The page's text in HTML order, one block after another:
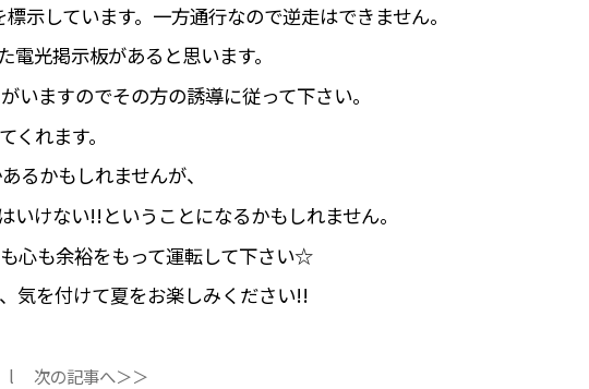
示しています。一方通行なので逆走はできません。
光掲示板があると思います。
いますのでその方の誘導に従って下さい。
れます。
るかもしれませんが、
けない!!ということになるかもしれません。
心も余裕をもって運転して下さい☆
気を付けて夏をお楽しみください!!
l 次の記事へ＞＞